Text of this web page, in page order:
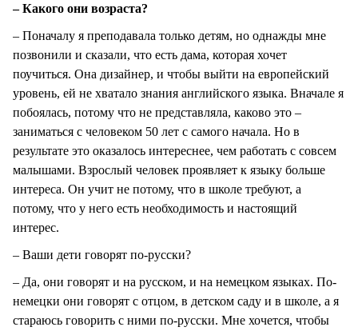
– Какого они возраста?
– Поначалу я преподавала только детям, но однажды мне
позвонили и сказали, что есть дама, которая хочет
поучиться. Она дизайнер, и чтобы выйти на европейский
уровень, ей не хватало знания английского языка. Вначале я
побоялась, потому что не представляла, каково это –
заниматься с человеком 50 лет с самого начала. Но в
результате это оказалось интереснее, чем работать с совсем
малышами. Взрослый человек проявляет к языку больше
интереса. Он учит не потому, что в школе требуют, а
потому, что у него есть необходимость и настоящий
интерес.
– Ваши дети говорят по-русски?
– Да, они говорят и на русском, и на немецком языках. По-
немецки они говорят с отцом, в детском саду и в школе, а я
стараюсь говорить с ними по-русски. Мне хочется, чтобы